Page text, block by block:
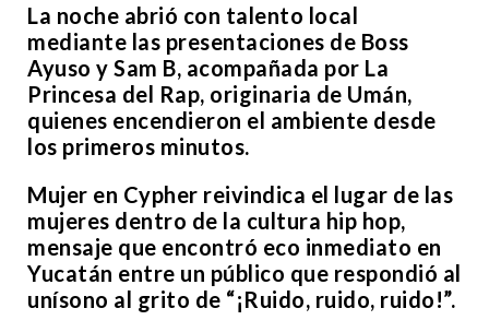
La noche abrió con talento local
mediante las presentaciones de Boss
Ayuso y Sam B, acompañada por La
Princesa del Rap, originaria de Umán,
quienes encendieron el ambiente desde
los primeros minutos.
Mujer en Cypher reivindica el lugar de las
mujeres dentro de la cultura hip hop,
mensaje que encontró eco inmediato en
Yucatán entre un público que respondió al
unísono al grito de “¡Ruido, ruido, ruido!”.